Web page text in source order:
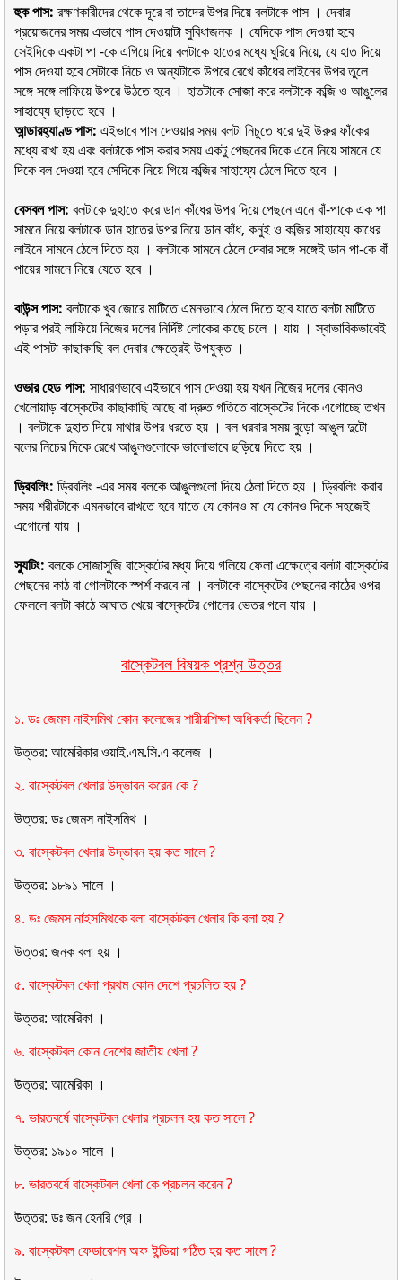
হুক পাস: রক্ষণকারীদের থেকে দূরে বা তাদের উপর দিয়ে বলটাকে পাস । দেবার
প্রয়ােজনের সময় এভাবে পাস দেওয়াটা সুবিধাজনক । যেদিকে পাস দেওয়া হবে
সেইদিকে একটা পা -কে এগিয়ে দিয়ে বলটাকে হাতের মধ্যে ঘুরিয়ে নিয়ে, যে হাত দিয়ে
পাস দেওয়া হবে সেটাকে নিচে ও অন্যটাকে উপরে রেখে কাঁধের লাইনের উপর তুলে
সঙ্গে সঙ্গে লাফিয়ে উপরে উঠতে হবে । হাতটাকে সােজা করে বলটাকে কব্জি ও আঙুলের
সাহায্যে ছাড়তে হবে ।
আন্ডারহ্যাণ্ড পাস: এইভাবে পাস দেওয়ার সময় বলটা নিচুতে ধরে দুই উরুর ফাঁকের
মধ্যে রাখা হয় এবং বলটাকে পাস করার সময় একটু পেছনের দিকে এনে নিয়ে সামনে যে
দিকে বল দেওয়া হবে সেদিকে নিয়ে গিয়ে কব্জির সাহায্যে ঠেলে দিতে হবে ।
বেসবল পাস: বলটাকে দুহাতে করে ডান কাঁধের উপর দিয়ে পেছনে এনে বাঁ-পাকে এক পা
সামনে নিয়ে বলটাকে ডান হাতের উপর নিয়ে ডান কাঁধ, কনুই ও কব্জির সাহায্যে কাধের
লাইনে সামনে ঠেলে দিতে হয় । বলটাকে সামনে ঠেলে দেবার সঙ্গে সঙ্গেই ডান পা-কে বাঁ
পায়ের সামনে নিয়ে যেতে হবে ।
বাউন্স পাস: বলটাকে খুব জোরে মাটিতে এমনভাবে ঠেলে দিতে হবে যাতে বলটা মাটিতে
পড়ার পরই লাফিয়ে নিজের দলের নির্দিষ্ট লােকের কাছে চলে । যায় । স্বাভাবিকভাবেই
এই পাসটা কাছাকাছি বল দেবার ক্ষেত্রেই উপযুক্ত ।
ওভার হেড পাস: সাধারণভাবে এইভাবে পাস দেওয়া হয় যখন নিজের দলের কোনও
খেলােয়াড় বাস্কেটের কাছাকাছি আছে বা দ্রুত গতিতে বাস্কেটের দিকে এগােচ্ছে তখন
। বলটাকে দুহাত দিয়ে মাথার উপর ধরতে হয় । বল ধরবার সময় বুড়ো আঙুল দুটো
বলের নিচের দিকে রেখে আঙুলগুলােকে ভালােভাবে ছড়িয়ে দিতে হয় ।
ড্রিবলিং: ড্রিবলিং -এর সময় বলকে আঙুলগুলাে দিয়ে ঠেলা দিতে হয় । ড্রিবলিং করার
সময় শরীরটাকে এমনভাবে রাখতে হবে যাতে যে কোনও মা যে কোনও দিকে সহজেই
এগােনাে যায় ।
স্যুটিং: বলকে সােজাসুজি বাস্কেটের মধ্য দিয়ে গলিয়ে ফেলা এক্ষেত্রে বলটা বাস্কেটের
পেছনের কাঠ বা গােলটাকে স্পর্শ করবে না । বলটাকে বাস্কেটের পেছনের কাঠের ওপর
ফেললে বলটা কাঠে আঘাত খেয়ে বাস্কেটের গােলের ভেতর গলে যায় ।
বাস্কেটবলবিষয়ক প্রশ্ন উত্তর
১. ডঃ জেমস নাইসমিথ কোন কলেজের শারীরশিক্ষা অধিকর্তা ছিলেন ?
উত্তর: আমেরিকার ওয়াই.এম.সি.এ কলেজ ।
২. বাস্কেটবল খেলার উদ্ভাবন করেন কে ?
উত্তর: ডঃ জেমস নাইসমিথ ।
৩. বাস্কেটবল খেলার উদ্ভাবন হয় কত সালে ?
উত্তর: ১৮৯১ সালে ।
৪. ডঃ জেমস নাইসমিথকে বলা বাস্কেটবল খেলার কি বলা হয় ?
উত্তর: জনক বলা হয় ।
৫. বাস্কেটবল খেলা প্রথম কোন দেশে প্রচলিত হয় ?
উত্তর: আমেরিকা ।
৬. বাস্কেটবল কোন দেশের জাতীয় খেলা ?
উত্তর: আমেরিকা ।
৭. ভারতবর্ষে বাস্কেটবল খেলার প্রচলন হয় কত সালে ?
উত্তর: ১৯১০ সালে ।
৮. ভারতবর্ষে বাস্কেটবল খেলা কে প্রচলন করেন ?
উত্তর: ডঃ জন হেনরি গ্রে ।
৯. বাস্কেটবল ফেডারেশন অফ ইন্ডিয়া গঠিত হয় কত সালে ?